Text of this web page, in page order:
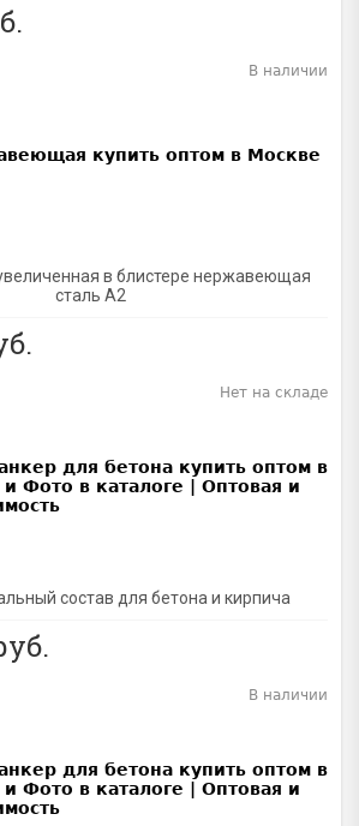
в блистере нержавеющая
сталь A2
В наличии
состав для бетона и кирпича
Нет на складе
В наличии